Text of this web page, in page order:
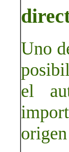
Uno
el